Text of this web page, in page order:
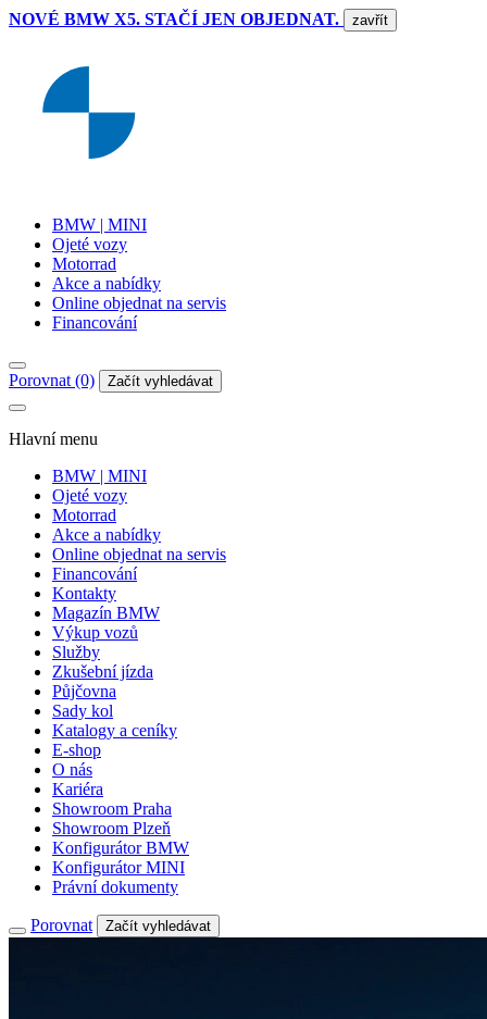
NOVÉ BMW X5. STAČÍ JEN OBJEDNAT. zavřít
BMW | MINI
Ojeté vozy
Motorrad
Akce a nabídky
Online objednat na servis
Financování
Porovnat (0) Začít vyhledávat
Hlavní menu
BMW | MINI
Ojeté vozy
Motorrad
Akce a nabídky
Online objednat na servis
Financování
Kontakty
Magazín BMW
Výkup vozů
Služby
Zkušební jízda
Půjčovna
Sady kol
Katalogy a ceníky
E-shop
O nás
Kariéra
Showroom Praha
Showroom Plzeň
Konfigurátor BMW
Konfigurátor MINI
Právní dokumenty
Porovnat Začít vyhledávat